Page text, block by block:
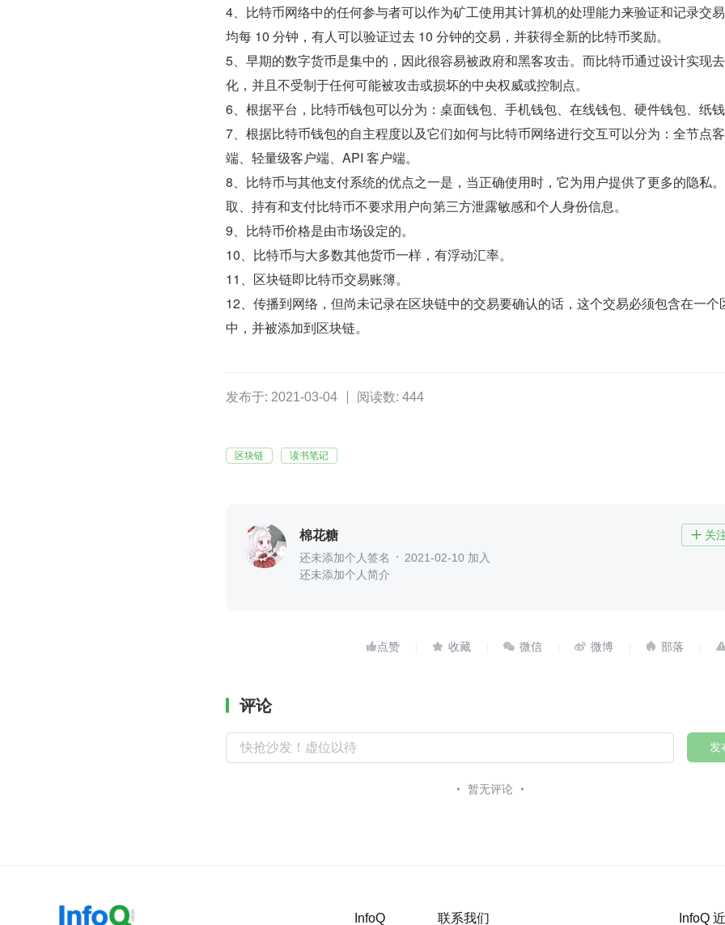
4、比特币网络中的任何参与者可以作为矿工使用其计算机的处理能力来验证和记录交
均每 10 分钟，有人可以验证过去 10 分钟的交易，并获得全新的比特币奖励。
5、早期的数字货币是集中的，因此很容易被政府和黑客攻击。而比特币通过设计实现
化，并且不受制于任何可能被攻击或损坏的中央权威或控制点。
6、 根据平台，比特币钱包可以分为：桌面钱包、手机钱包、在线钱包、硬件钱包、纸
7、根据比特币钱包的自主程度以及它们如何与比特币网络进行交互可以分为：全节点
端、轻量级客户端、API 客户端。
8、比特币与其他支付系统的优点之一是，当正确使用时，它为用户提供了更多的隐私
取、持有和支付比特币不要求用户向第三方泄露敏感和个人身份信息。
9、比特币价格是由市场设定的。
10、比特币与大多数其他货币一样，有浮动汇率。
11、区块链即比特币交易账簿。
12、传播到网络，但尚未记录在区块链中的交易要确认的话，这个交易必须包含在一个
中，并被添加到区块链。
发布于: 2021-03-04 阅读数: 444
区块链 读书笔记
棉花糖  关
还未添加个人签名
2021-02-10 加入
还未添加个人简介
    
评论
发
暂无评论
InfoQ 联系我们 InfoQ